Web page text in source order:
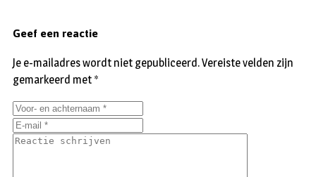
Geef een reactie
Je e-mailadres wordt niet gepubliceerd.Vereiste velden zijn
gemarkeerd met *